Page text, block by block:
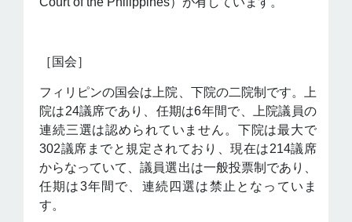
［国会］
フィリピンの国会は上院、下院の二院制です。上
院は24議席であり、任期は6年間で、上院議員の
連続三選は認められていません。下院は最大で
302議席までと規定されており、現在は214議席
からなっていて、議員選出は一般投票制であり、
任期は3年間で、連続四選は禁止となっていま
す。